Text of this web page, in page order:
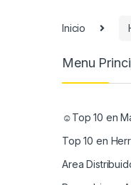
Inicio
Menu
☺Top 10 en
Top 10 en
Area